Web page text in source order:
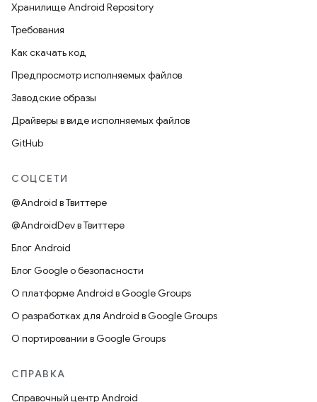
Хранилище Android Repository
Требования
Как скачать код
Предпросмотр исполняемых файлов
Заводские образы
Драйверы в виде исполняемых файлов
GitHub
СОЦСЕТИ
@Android в Твиттере
@AndroidDev в Твиттере
Блог Android
Блог Google о безопасности
О платформе Android в Google Groups
О разработках для Android в Google Groups
О портировании в Google Groups
СПРАВКА
Справочный центр Android